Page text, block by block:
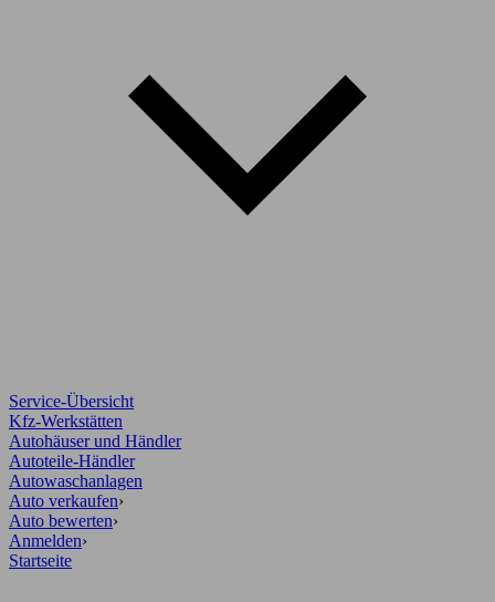
Service-Übersicht
Kfz-Werkstätten
Autohäuser und Händler
Autoteile-Händler
Autowaschanlagen
Auto verkaufen›
Auto bewerten›
Anmelden›
Startseite